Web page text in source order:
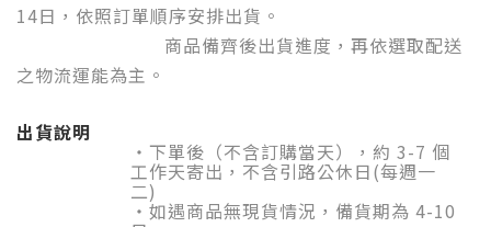
14日，依照訂單順序安排出貨。
商品備齊後出貨進度，再依選取配送
之物流運能為主。
出貨說明
・下單後（不含訂購當天），約 3-7 個
工作天寄出，不含引路公休日(每週一
二)
・ 如遇商品無現貨情況 ，備貨期為 4-10